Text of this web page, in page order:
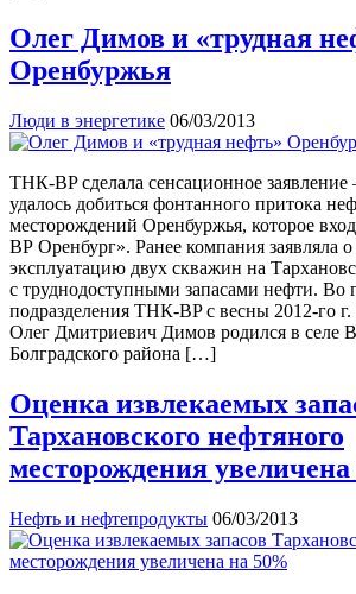
Олег Димов и «трудная
Оренбуржья
Люди в энергетике 06/03/2013
ТНК-BP сделала сенсационное
удалось добиться фонтанного притока
месторождений Оренбуржья, которое
ВР Оренбург». Ранее компания заявляла о
эксплуатацию двух скважин на
с труднодоступными запасами нефти. Во
подразделения ТНК-BP с весны 2012-го
Олег Дмитриевич Димов родился в селе
Болградского района […]
Оценка извлекаемых
Тархановского нефтяного
месторождения
Нефть и нефтепродукты 06/03/2013